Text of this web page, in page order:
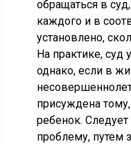
обращаться в
каждого и в
установлено,
На практике, суд
однако, если в
присуждена
ребенок.
проблему, путем